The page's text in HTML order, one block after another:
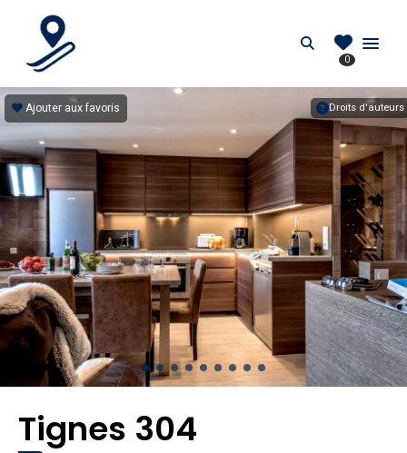
Search
0
Droits d'auteurs
Ajouter aux favoris
Tignes 304